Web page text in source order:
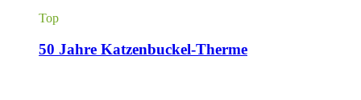
Top
50 Jahre Katzenbuckel-Therme